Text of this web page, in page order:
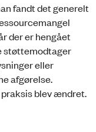
fandt det generelt
der er hengået
støttemodtager
eller
afgørelse.
blev ændret.